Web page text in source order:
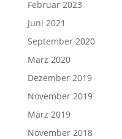
Februar 2023
Juni 2021
September 2020
März 2020
Dezember 2019
November 2019
März 2019
November 2018